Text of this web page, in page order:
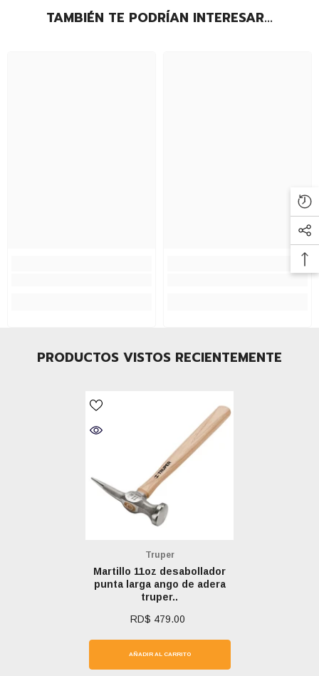
TAMBIÉN TE PODRÍAN INTERESAR...
PRODUCTOS VISTOS RECIENTEMENTE
Truper
Martillo 11oz desabollador
punta larga ango de adera
truper..
RD$ 479.00
AÑADIR AL CARRITO